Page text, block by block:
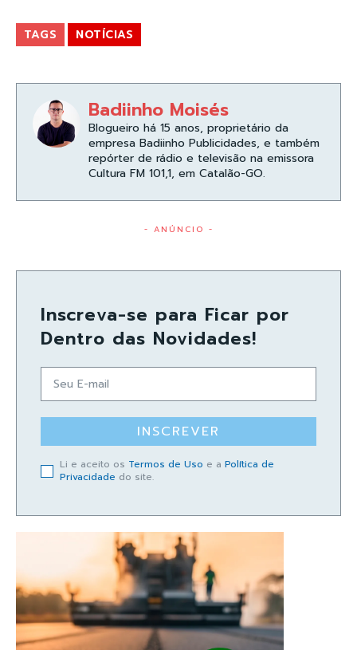
TAGS NOTÍCIAS
Badiinho Moisés
Blogueiro há 15 anos, proprietário da
empresa Badiinho Publicidades, e também
repórter de rádio e televisão na emissora
Cultura FM 101,1, em Catalão-GO.
- ANÚNCIO -
Inscreva-se para Ficar por
Dentro das Novidades!
INSCREVER
Li e aceito os Termos de Uso e a Política de
Privacidade do site.